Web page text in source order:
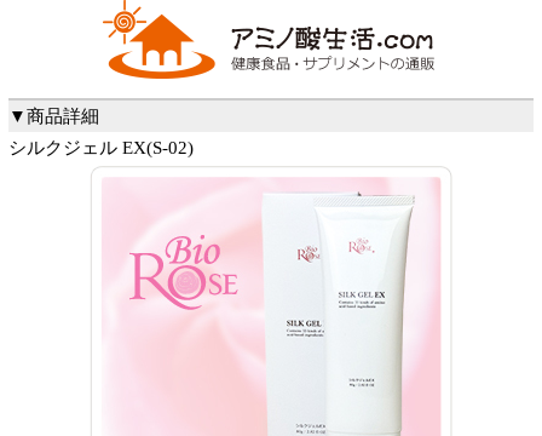
▼商品詳細
シルクジェル EX(S-02)